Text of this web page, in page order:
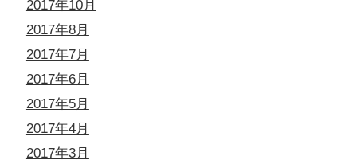
2017年10月
2017年8月
2017年7月
2017年6月
2017年5月
2017年4月
2017年3月